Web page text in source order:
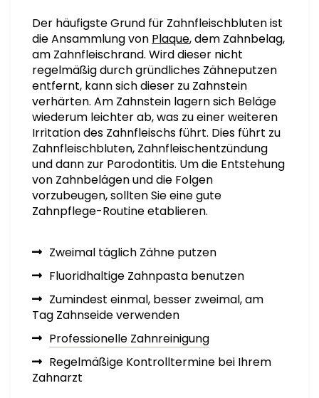
Der häufigste Grund für Zahnfleischbluten ist
die Ansammlung von Plaque, dem Zahnbelag,
am Zahnfleischrand. Wird dieser nicht
regelmäßig durch gründliches Zähneputzen
entfernt, kann sich dieser zu Zahnstein
verhärten. Am Zahnstein lagern sich Beläge
wiederum leichter ab, was zu einer weiteren
Irritation des Zahnfleischs führt. Dies führt zu
Zahnfleischbluten, Zahnfleischentzündung
und dann zur Parodontitis. Um die Entstehung
von Zahnbelägen und die Folgen
vorzubeugen, sollten Sie eine gute
Zahnpflege-Routine etablieren.
Zweimal täglich Zähne putzen
Fluoridhaltige Zahnpasta benutzen
Zumindest einmal, besser zweimal, am
Tag Zahnseide verwenden
Professionelle Zahnreinigung
Regelmäßige Kontrolltermine bei Ihrem
Zahnarzt